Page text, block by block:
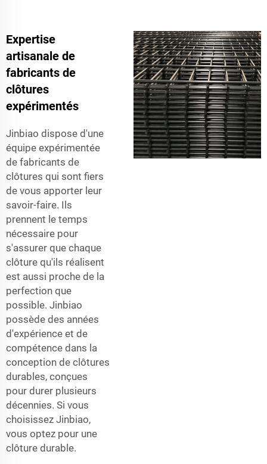
Expertise
artisanale de
fabricants de
clôtures
expérimentés
Jinbiao dispose d'une
équipe expérimentée
de fabricants de
clôtures qui sont fiers
de vous apporter leur
savoir-faire. Ils
prennent le temps
nécessaire pour
s'assurer que chaque
clôture qu'ils réalisent
est aussi proche de la
perfection que
possible. Jinbiao
possède des années
d'expérience et de
compétence dans la
conception de clôtures
durables, conçues
pour durer plusieurs
décennies. Si vous
choisissez Jinbiao,
vous optez pour une
clôture durable.